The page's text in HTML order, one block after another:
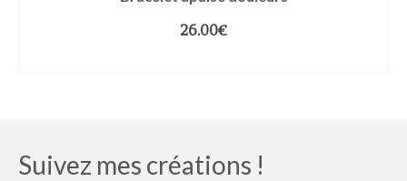
26.00€
Suivez mes créations !